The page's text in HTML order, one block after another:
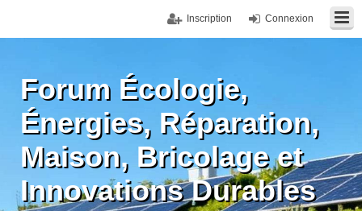
Connexion
Inscription
Forum Écologie,
Énergies, Réparation,
Maison, Bricolage et
Innovations Durables